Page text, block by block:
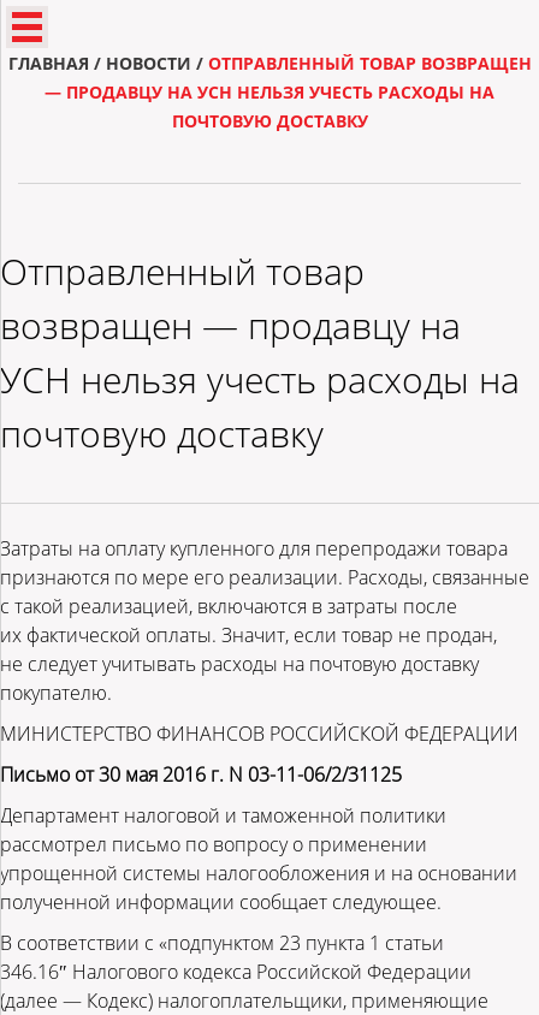
ГЛАВНАЯ / НОВОСТИ / ОТПРАВЛЕННЫЙ ТОВАР ВОЗВРАЩЕН
— ПРОДАВЦУ НА УСН НЕЛЬЗЯ УЧЕСТЬ РАСХОДЫ НА
ПОЧТОВУЮ ДОСТАВКУ
Отправленный товар
возвращен — продавцу на
УСН нельзя учесть расходы на
почтовую доставку
Затраты на оплату купленного для перепродажи товара
признаются по мере его реализации. Расходы, связанные
с такой реализацией, включаются в затраты после
их фактической оплаты. Значит, если товар не продан,
не следует учитывать расходы на почтовую доставку
покупателю.
МИНИСТЕРСТВО ФИНАНСОВ РОССИЙСКОЙ ФЕДЕРАЦИИ
Письмо от 30 мая 2016 г. N 03-11-06/2/31125
Департамент налоговой и таможенной политики
рассмотрел письмо по вопросу о применении
упрощенной системы налогообложения и на основании
полученной информации сообщает следующее.
В соответствии с «подпунктом 23 пункта 1 статьи
346.16″ Налогового кодекса Российской Федерации
(далее — Кодекс) налогоплательщики, применяющие